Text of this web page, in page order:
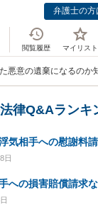
弁護士の方
閲覧履歴 マイリスト
悪意の遺棄になるのか
律Q&Aランキ
日
への損害賠償請求